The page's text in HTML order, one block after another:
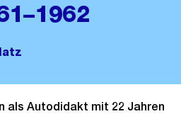
als Autodidakt mit 22 Jahren